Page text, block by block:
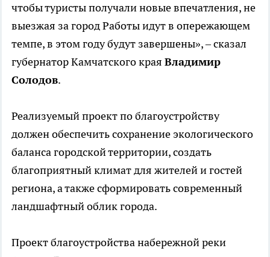
чтобы туристы получали новые впечатления, не
выезжая за город Работы идут в опережающем
темпе, в этом году будут завершены», – сказал
губернатор Камчатского края Владимир
Солодов.
Реализуемый проект по благоустройству
должен обеспечить сохранение экологического
баланса городской территории, создать
благоприятный климат для жителей и гостей
региона, а также сформировать современный
ландшафтный облик города.
Проект благоустройства набережной реки